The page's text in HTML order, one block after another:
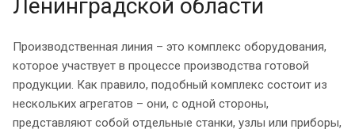
Ленинградской области
Производственная линия – это комплекс оборудования,
которое участвует в процессе производства готовой
продукции. Как правило, подобный комплекс состоит из
нескольких агрегатов – они, с одной стороны,
представляют собой отдельные станки, узлы или приборы,